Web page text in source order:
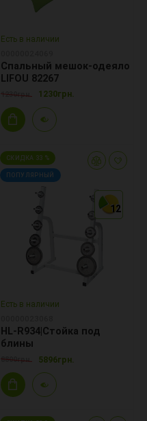
Есть в наличии
Спальный мешок-одеяло
LIFOU 82267
1230грн. 1230грн.
12
12
12
СКИДКА 33 %
ПОПУЛЯРНЫЙ
Есть в наличии
HL-R934|Стойка под
блины
8800грн. 5896грн.